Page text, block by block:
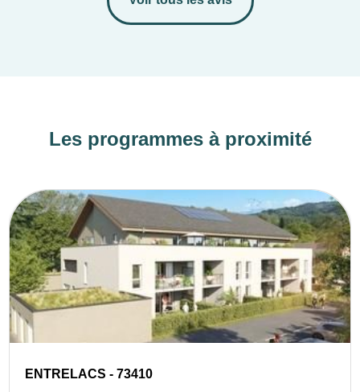
Les programmes à proximité
ENTRELACS - 73410